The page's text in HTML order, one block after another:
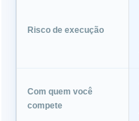
Risco de execução
Com quem você
compete